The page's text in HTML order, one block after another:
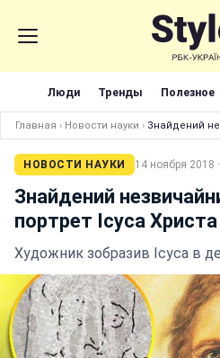
Люди Тренды Полезное
Главная › Новости науки › Знайдений
НОВОСТИ НАУКИ 14 ноября 2018
Знайдений
портрет Ісуса Христа
Художник зобразив Ісуса в